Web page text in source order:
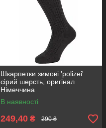
Шкарпетки зимові 'polizei'
сірий шерсть, оригінал
Німеччина
В наявності
249,40 ₴ 290 ₴